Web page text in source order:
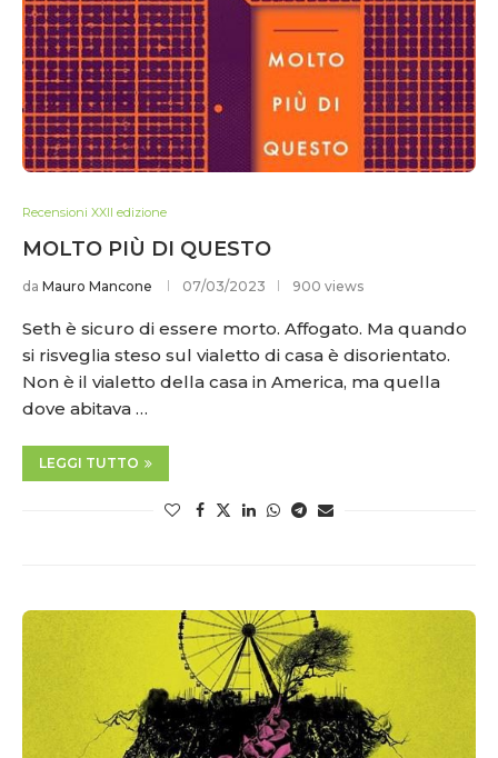
Recensioni XXII edizione
MOLTO PIÙ DI QUESTO
da Mauro Mancone 07/03/2023 900 views
Seth è sicuro di essere morto. Affogato. Ma quando
si risveglia steso sul vialetto di casa è disorientato.
Non è il vialetto della casa in America, ma quella
dove abitava …
LEGGI TUTTO